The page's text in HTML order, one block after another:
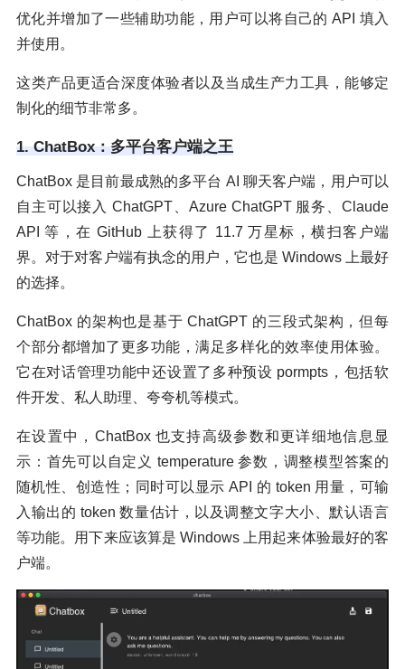
优化并增加了一些辅助功能，用户可以将自己的 API 填入
并使用。
这类产品更适合深度体验者以及当成生产力工具，能够定
制化的细节非常多。
1. ChatBox：多平台客户端之王
ChatBox 是目前最成熟的多平台 AI 聊天客户端，用户可以
自主可以接入 ChatGPT、Azure ChatGPT 服务、Claude
API 等，在 GitHub 上获得了 11.7 万星标，横扫客户端
界。对于对客户端有执念的用户，它也是 Windows 上最好
的选择。
ChatBox 的架构也是基于 ChatGPT 的三段式架构，但每
个部分都增加了更多功能，满足多样化的效率使用体验。
它在对话管理功能中还设置了多种预设 pormpts，包括软
件开发、私人助理、夸夸机等模式。
在设置中，ChatBox 也支持高级参数和更详细地信息显
示：首先可以自定义 temperature 参数，调整模型答案的
随机性、创造性；同时可以显示 API 的 token 用量，可输
入输出的 token 数量估计，以及调整文字大小、默认语言
等功能。用下来应该算是 Windows 上用起来体验最好的客
户端。